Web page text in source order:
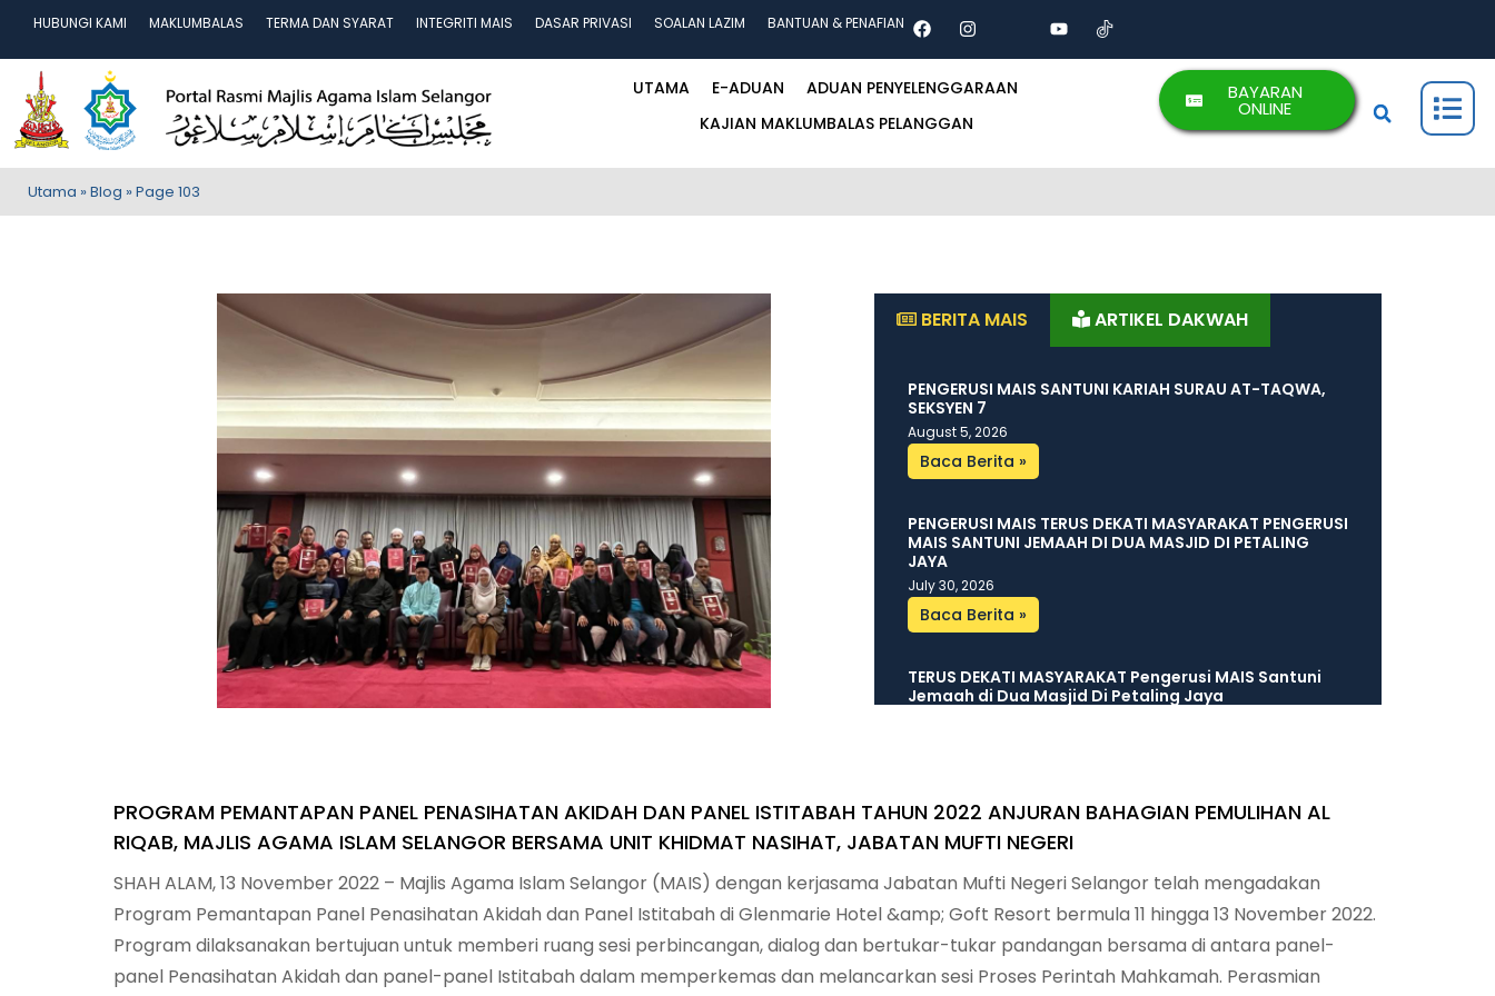
HUBUNGI KAMI MAKLUMBALAS TERMA DAN SYARAT INTEGRITI MAIS DASAR PRIVASI SOALAN LAZIM BANTUAN & PENAFIAN
UTAMA E-ADUAN
ADUAN PENYELENGGARAAN
KAJIAN MAKLUMBALAS PELANGGAN
BAYARAN
ONLINE
Utama »Blog »Page 103
BERITA MAIS ARTIKEL DAKWAH
PENGERUSI MAIS SANTUNI KARIAH SURAU AT-TAQWA,
SEKSYEN 7
August 5, 2026
Baca Berita »
PENGERUSI MAIS TERUS DEKATI MASYARAKAT PENGERUSI
MAIS SANTUNI JEMAAH DI DUA MASJID DI PETALING
JAYA
July 30, 2026
Baca Berita »
TERUS DEKATI MASYARAKAT Pengerusi MAIS Santuni
Jemaah di Dua Masjid Di Petaling Jaya
SETIAUSAHA MAIS TINJAU TANAH BERPOTENSI, PERKASA
PEMBANGUNAN ASET STRATEGIK
July 29, 2026
Baca Berita »
KUNJUNGAN HORMAT MMU KE MAIS PERKUKUH
HUBUNGAN STRATEGIK
July 28, 2026
PROGRAM PEMANTAPAN PANEL PENASIHATAN AKIDAH DAN PANEL ISTITABAH TAHUN 2022 ANJURAN BAHAGIAN PEMULIHAN AL
RIQAB, MAJLIS AGAMA ISLAM SELANGOR BERSAMA UNIT KHIDMAT NASIHAT, JABATAN MUFTI NEGERI
SHAH ALAM, 13 November 2022 – Majlis Agama Islam Selangor (MAIS) dengan kerjasama Jabatan Mufti Negeri Selangor telah mengadakan
Program Pemantapan Panel Penasihatan Akidah dan Panel Istitabah di Glenmarie Hotel &amp; Goft Resort bermula 11 hingga 13 November 2022.
Program dilaksanakan bertujuan untuk memberi ruang sesi perbincangan, dialog dan bertukar-tukar pandangan bersama di antara panel-
panel Penasihatan Akidah dan panel-panel Istitabah dalam memperkemas dan melancarkan sesi Proses Perintah Mahkamah. Perasmian